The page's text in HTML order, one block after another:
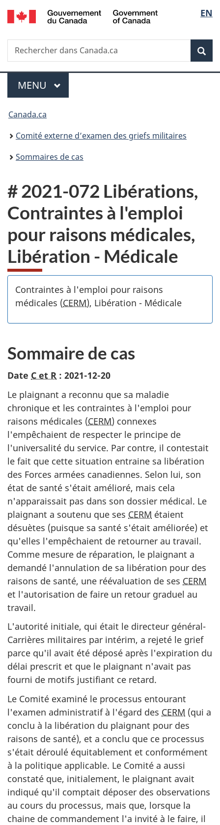
Passer
au
principal
Passer
à
Au
du
Passer
à
version
simplifiée
de
la
EN
Recherche
Rechercher
dans
Menu
MENU PRINCIPAL
Vous
êtes
ici :
Canada.ca
Comité externe d’examen des griefs militaires
Sommaires de cas
# 2021-072 Libérations,
Contraintes à l'emploi
pour raisons médicales,
Libération - Médicale
Contraintes à l'emploi pour raisons
médicales (CERM), Libération - Médicale
Sommaire de cas
Date C et R : 2021-12-20
Le plaignant a reconnu que sa maladie
chronique et les contraintes à l'emploi pour
raisons médicales (CERM) connexes
l'empêchaient de respecter le principe de
l'universalité du service. Par contre, il contestait
le fait que cette situation entraine sa libération
des Forces armées canadiennes. Selon lui, son
état de santé s'était amélioré, mais cela
n'apparaissait pas dans son dossier médical. Le
plaignant a soutenu que ses CERM étaient
désuètes (puisque sa santé s'était améliorée) et
qu'elles l'empêchaient de retourner au travail.
Comme mesure de réparation, le plaignant a
demandé l'annulation de sa libération pour des
raisons de santé, une réévaluation de ses CERM
et l'autorisation de faire un retour graduel au
travail.
L'autorité initiale, qui était le directeur général-
Carrières militaires par intérim, a rejeté le grief
parce qu'il avait été déposé après l'expiration du
délai prescrit et que le plaignant n'avait pas
fourni de motifs justifiant ce retard.
Le Comité examiné le processus entourant
l'examen administratif à l'égard des CERM (qui a
conclu à la libération du plaignant pour des
raisons de santé), et a conclu que ce processus
s'était déroulé équitablement et conformément
à la politique applicable. Le Comité a aussi
constaté que, initialement, le plaignant avait
indiqué qu'il comptait déposer des observations
au cours du processus, mais que, lorsque la
chaine de commandement l'a invité à le faire, il